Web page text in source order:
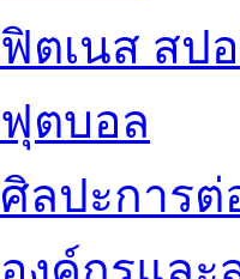
ฟิตเนส สป
ฟุตบอล
ศิลปะการต่